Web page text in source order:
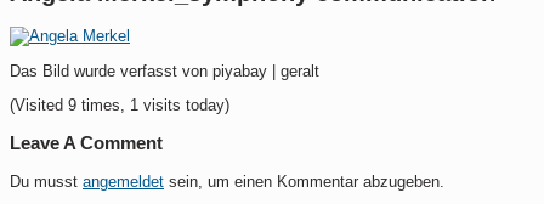
Das Bild wurde verfasst von piyabay | geralt
(Visited 9 times, 1 visits today)
Leave A Comment
Du musst angemeldet sein, um einen Kommentar abzugeben.